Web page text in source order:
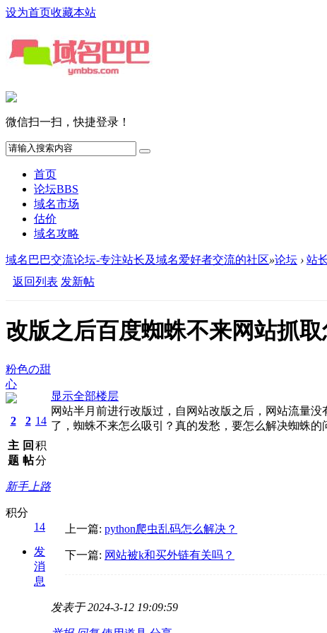
设为首页收藏本站
微信扫一扫，快捷登录！
首页
论坛BBS
域名市场
估价
域名攻略
域名巴巴交流论坛-专注站长及域名爱好者交流的社区»论坛 › 站
返回列表 发新帖
改版之后百度蜘蛛不来网站抓取
粉色の甜
心
2
主
题
2
回
帖
14
积
分
新手上路
积分
14
发
消
息
显示全部楼层
网站半月前进行改版过，自网站改版之后，网站流量
了，蜘蛛不来怎么吸引？真的发愁，要怎么解决蜘蛛的
上一篇: python爬虫乱码怎么解决？
下一篇: 网站被k和买外链有关吗？
发表于 2024-3-12 19:09:59